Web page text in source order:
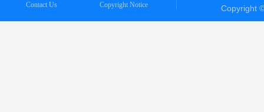
Contact Us Copyright Notice Copyright